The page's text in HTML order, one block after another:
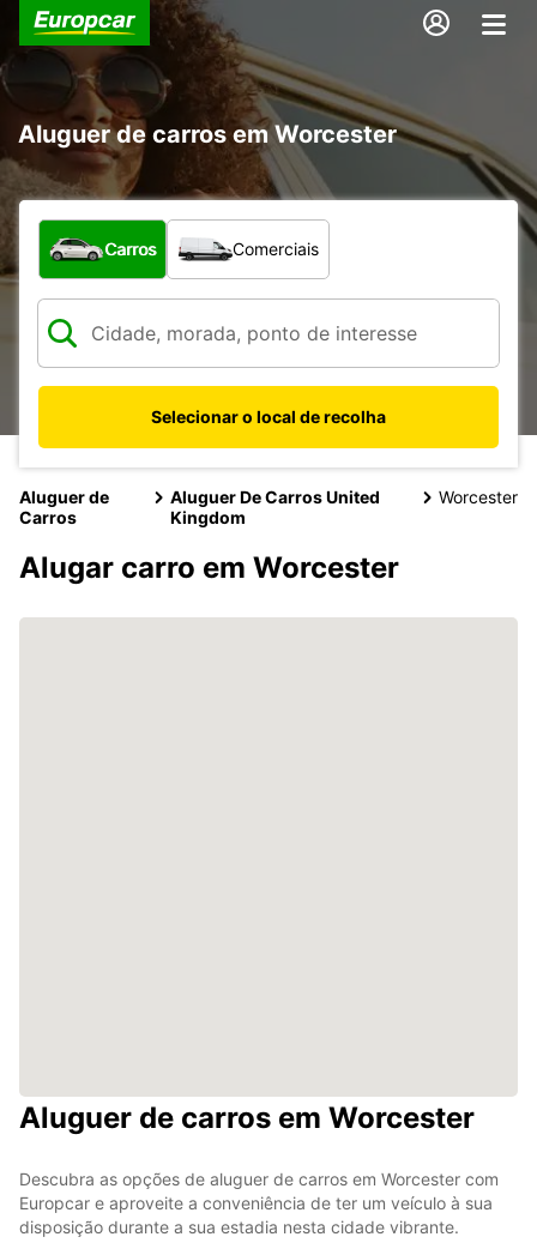
Aluguer de carros em Worcester
Que tipo de veículo pretende?
Carros Comerciais
Selecionar o local de recolha
Aluguer de
Carros
Aluguer De Carros United
Kingdom
Worcester
Alugar carro em Worcester
Aluguer de carros em Worcester
Descubra as opções de aluguer de carros em Worcester com
Europcar e aproveite a conveniência de ter um veículo à sua
disposição durante a sua estadia nesta cidade vibrante.